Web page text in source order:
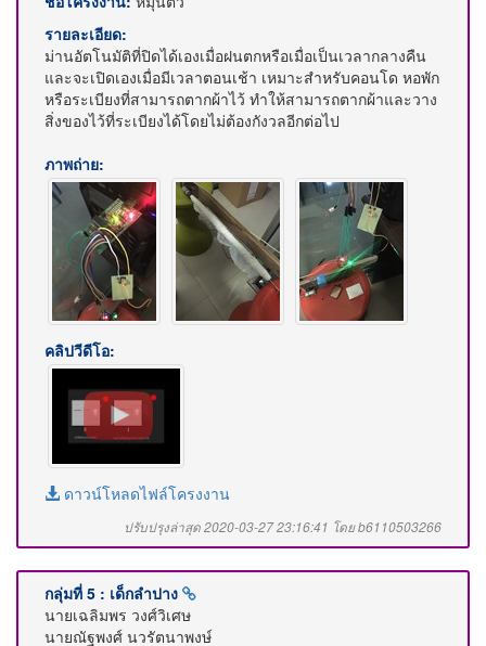
รายละเอียด:
ม่านอัตโนมัติที่ปิดได้เองเมื่อฝนตกหรือเมื่อเป็นเวลากลางคืน
และจะเปิดเองเมื่อมีเวลาตอนเช้า เหมาะสำหรับคอนโด หอพัก
หรือระเบียงที่สามารถตากผ้าไว้ ทำให้สามารถตากผ้าและวาง
สิ่งของไว้ที่ระเบียงได้โดยไม่ต้องกังวลอีกต่อไป
ภาพถ่าย:
คลิปวีดีโอ:
ดาวน์โหลดไฟล์โครงงาน
ปรับปรุงล่าสุด 2020-03-27 23:16:41 โดย b6110503266
กลุ่มที่ 5 : เด็กลำปาง
นายเฉลิมพร วงศ์วิเศษ
นายณัฐพงศ์ นวรัตนาพงษ์